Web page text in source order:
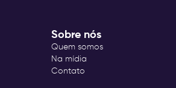
Sobre nós
Quem somos
Na mídia
Contato